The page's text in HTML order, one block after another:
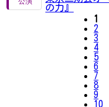
の力』
1
2
3
4
5
6
7
8
9
10